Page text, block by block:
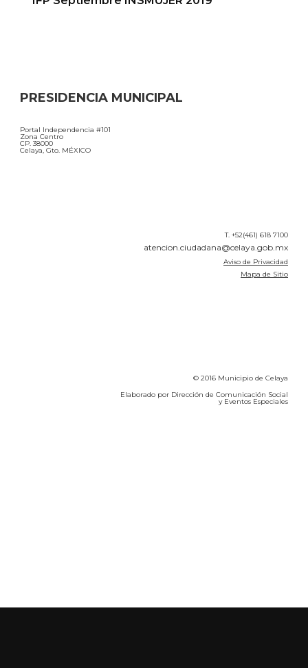
PRESIDENCIA MUNICIPAL
Portal Independencia #101
Zona Centro
CP. 38000
Celaya, Gto. MÉXICO
T. +52(461) 618 7100
atencion.ciudadana@celaya.gob.mx
Aviso de Privacidad
Mapa de Sitio
© 2016 Municipio de Celaya
Elaborado por Dirección de Comunicación Social
y Eventos Especiales